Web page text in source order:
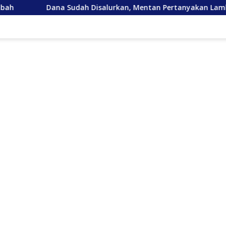
Disalurkan, Mentan Pertanyakan Lambannya Pemulihan